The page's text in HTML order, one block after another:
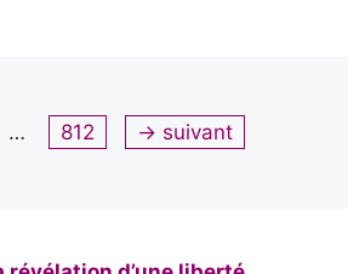
… Page
812 → suivant